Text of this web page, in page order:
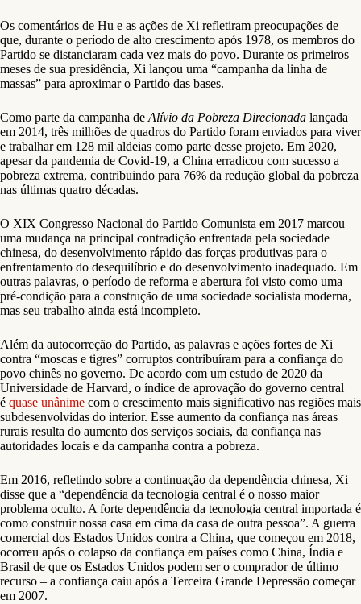
Os comentários de Hu e as ações de Xi refletiram preocupações de
que, durante o período de alto crescimento após 1978, os membros do
Partido se distanciaram cada vez mais do povo. Durante os primeiros
meses de sua presidência, Xi lançou uma “campanha da linha de
massas” para aproximar o Partido das bases.
Como parte da campanha de Alívio da Pobreza Direcionada lançada
em 2014, três milhões de quadros do Partido foram enviados para viver
e trabalhar em 128 mil aldeias como parte desse projeto. Em 2020,
apesar da pandemia de Covid-19, a China erradicou com sucesso a
pobreza extrema, contribuindo para 76% da redução global da pobreza
nas últimas quatro décadas.
O XIX Congresso Nacional do Partido Comunista em 2017 marcou
uma mudança na principal contradição enfrentada pela sociedade
chinesa, do desenvolvimento rápido das forças produtivas para o
enfrentamento do desequilíbrio e do desenvolvimento inadequado. Em
outras palavras, o período de reforma e abertura foi visto como uma
pré-condição para a construção de uma sociedade socialista moderna,
mas seu trabalho ainda está incompleto.
Além da autocorreção do Partido, as palavras e ações fortes de Xi
contra “moscas e tigres” corruptos contribuíram para a confiança do
povo chinês no governo. De acordo com um estudo de 2020 da
Universidade de Harvard, o índice de aprovação do governo central
é quase unânime com o crescimento mais significativo nas regiões mais
subdesenvolvidas do interior. Esse aumento da confiança nas áreas
rurais resulta do aumento dos serviços sociais, da confiança nas
autoridades locais e da campanha contra a pobreza.
Em 2016, refletindo sobre a continuação da dependência chinesa, Xi
disse que a “dependência da tecnologia central é o nosso maior
problema oculto. A forte dependência da tecnologia central importada é
como construir nossa casa em cima da casa de outra pessoa”. A guerra
comercial dos Estados Unidos contra a China, que começou em 2018,
ocorreu após o colapso da confiança em países como China, Índia e
Brasil de que os Estados Unidos podem ser o comprador de último
recurso – a confiança caiu após a Terceira Grande Depressão começar
em 2007.